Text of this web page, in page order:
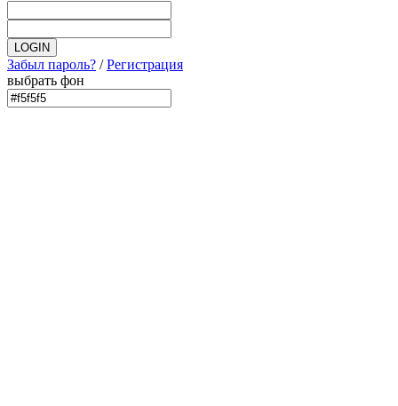
Забыл пароль? /Регистрация
выбрать фон